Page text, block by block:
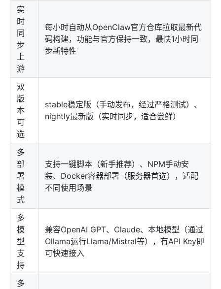
实
时
同
步
上
游
每小时自动从OpenClaw官方仓库拉取最新代
码构建，功能与官方保持一致，最快1小时同
步新特性
双
版
本
可
选
stable稳定版（手动发布，经过严格测试）、
nightly最新版（实时同步，适合尝鲜）
多
部
署
模
式
支持一键脚本（新手推荐）、NPM手动安
装、Docker容器部署（服务器首选），适配
不同使用场景
多
模
型
支
持
兼容OpenAI GPT、Claude、本地模型（通过
Ollama运行Llama/Mistral等），有API Key即
可快速接入
多